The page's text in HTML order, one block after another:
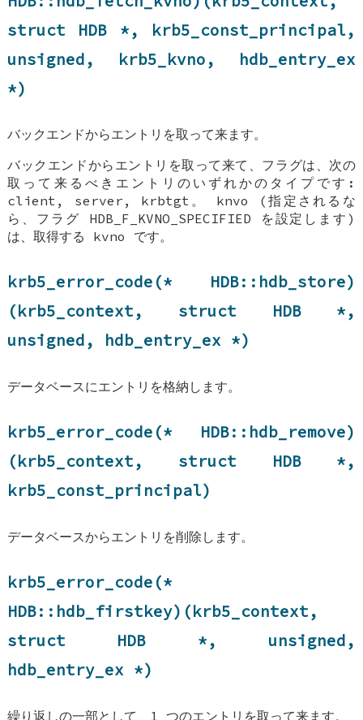
struct HDB *, krb5_const_principal,
unsigned, krb5_kvno, hdb_entry_ex
*)
バックエンドからエントリを取って来ます。
バックエンドからエントリを取って来て、フラグは、次の
取って来るべきエントリのいずれかのタイプです:
client, server, krbtgt。 knvo (指定されるな
ら、フラグ HDB_F_KVNO_SPECIFIED を設定します)
は、取得する kvno です。
krb5_error_code(* HDB::hdb_store)
(krb5_context, struct
HDB*,
unsigned, hdb_entry_ex *)
データベースにエントリを格納します。
krb5_error_code(* HDB::hdb_remove)
(krb5_context, struct
HDB*,
krb5_const_principal)
データベースからエントリを削除します。
krb5_error_code(*
HDB::hdb_firstkey)(krb5_context,
struct HDB *, unsigned,
hdb_entry_ex *)
繰り返しの一部として、1 つのエントリを取って来ます。